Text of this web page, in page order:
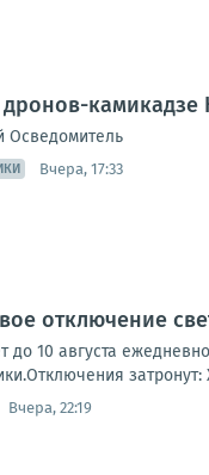
камикадзе
Осведомитель
Вчера, 17:33
отключение
до 10 августа
Вчера, 22:19